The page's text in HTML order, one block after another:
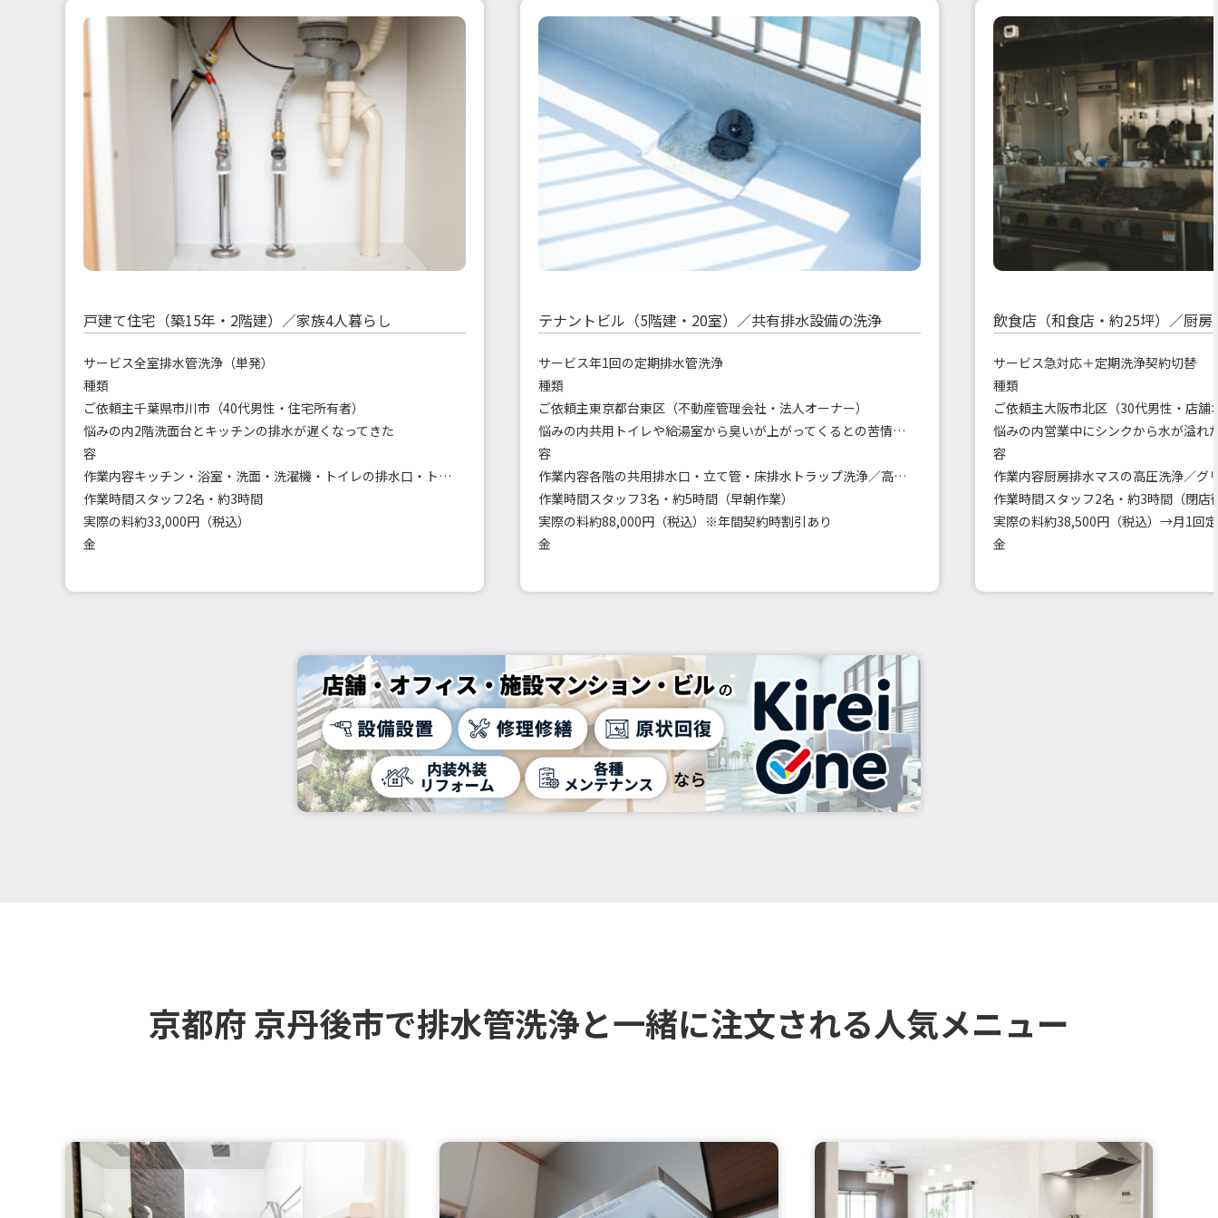
戸建て住宅（築15年・2階建）／家族4人暮らし
サービス
種類
全室排水管洗浄（単発）
ご依頼主千葉県市川市（40代男性・住宅所有者）
悩みの内
容
2階洗面台とキッチンの排水が遅くなってきた
作業内容
キッチン・浴室・洗面・洗濯機・トイレの排水口・トラップ洗浄
作業時間スタッフ2名・約3時間
実際の料
金
約33,000円（税込）
テナントビル（5階建・20室）／共有排水設備の洗浄
サービス
種類
年1回の定期排水管洗浄
ご依頼主東京都台東区（不動産管理会社・法人オーナー）
悩みの内
容
共用トイレや給湯室から臭いが上がってくるとの苦情が増加
作業内容
各階の共用排水口・立て管・床排水トラップ洗浄／高圧洗浄車使用
作業時間スタッフ3名・約5時間（早朝作業）
実際の料
金
約88,000円（税込）※年間契約時割引あり
飲食店（和食店・約25坪）／厨
サービス
種類
急対応＋定期洗浄契約切替
ご依頼主大阪市北区（30代男性・店舗
悩みの内
容
営業中にシンクから水が溢れ
作業内容
作業時間スタッフ2名・約3時間（閉店
実際の料
金
京都府 京丹後市で排水管洗浄と一緒に注文される人気メニュー